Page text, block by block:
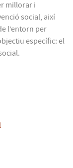
millorar i
social, així
l’entorn per
específic: el